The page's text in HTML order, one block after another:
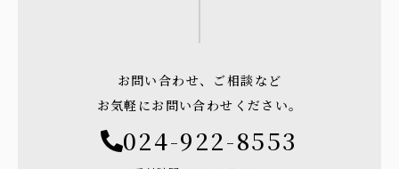
お問い合わせ、ご相談など
お気軽にお問い合わせください。
024-922-8553